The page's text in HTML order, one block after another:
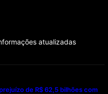
atualizadas
de R$ 62,5 bilhões com